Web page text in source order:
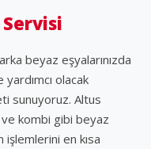
beyaz eşyalarınızda
yardımcı olacak
sunuyoruz. Altus
ve kombi gibi beyaz
işlemlerini en kısa